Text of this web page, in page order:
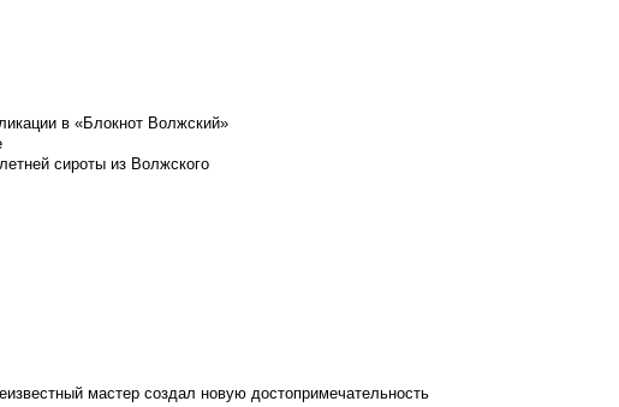
в «Блокнот Волжский»
сироты из Волжского
мастер создал новую достопримечательность